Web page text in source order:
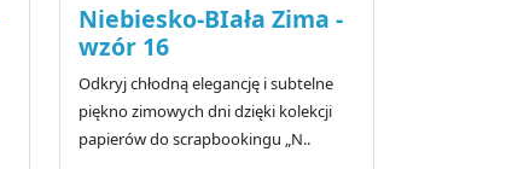
Niebiesko-BIała Zima -
wzór 16
Odkryj chłodną elegancję i subtelne
piękno zimowych dni dzięki kolekcji
papierów do scrapbookingu „N..